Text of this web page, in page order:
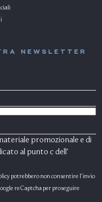
NEWSLETTER
promozionale e di
al punto c dell'
potrebbero non consentire l'invio
reCaptcha per proseguire